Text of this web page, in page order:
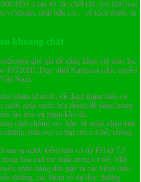
Loại bỏ các chất rắn, ion kim loại
vi khuẩn, chất hữu cơ… có kích thước từ
khoáng chất
quý giá để sống khỏe với máy lọc
KG10HI. Duy nhất Kangaroo độc quyền
Nam.
phân tử nước, dễ dàng thẩm thấu và
nước giúp nước lưu thông dễ dàng trong
lão hóa và tránh khô da.
chất chống oxy hóa, sẽ ngăn chặn quá
những chất oxy có hại cho cơ thể, chống
tạo ra nước kiềm tính có độ PH từ 7,5
hòa axit dư thừa trong cơ thể. Mất
nhân hàng đầu gây ra các bệnh mãn
đường, các bệnh về dạ dày, đường